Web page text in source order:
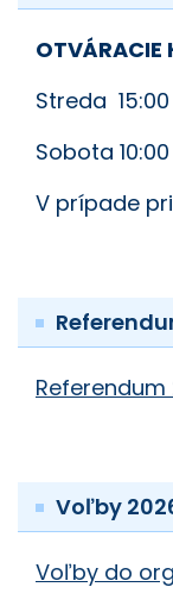
OTVÁRACIE
Streda 15:00
Sobota
V prípade
Referendum
Voľby
Voľby do